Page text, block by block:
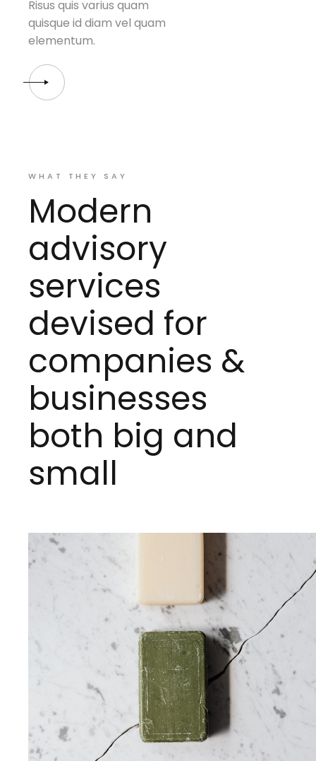
Risus quis varius quam
quisque id diam vel quam
elementum.
WHAT THEY SAY
Modern
advisory
services
devised for
companies &
businesses
both big and
small